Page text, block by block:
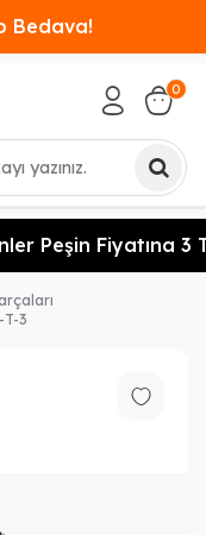
Bedava!
0
Peşin Fiyatına 3
T-3